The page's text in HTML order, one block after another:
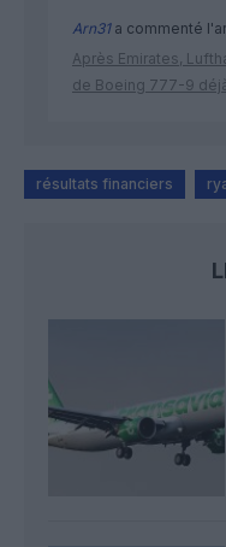
Arn31a commenté
Après Emirates,
de Boeing 777-9
résultats financiers